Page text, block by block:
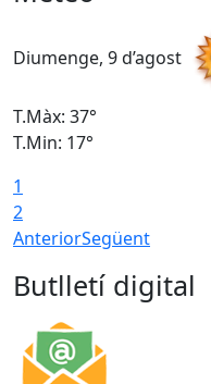
Diumenge, 9 d’agost
T.Màx: 37°
T.Min: 17°
1
2
AnteriorSegüent
Butlletí digital